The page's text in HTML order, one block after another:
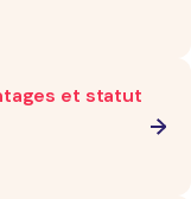
et statut